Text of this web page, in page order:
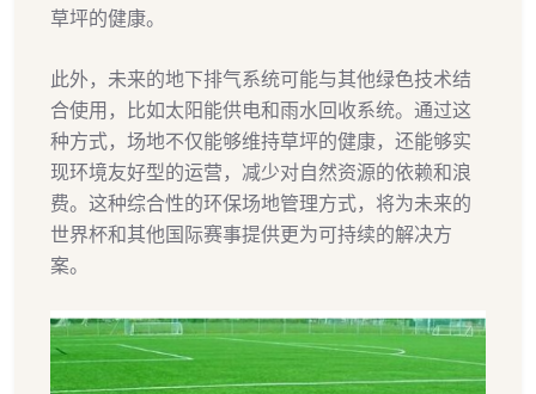
草坪的健康。
此外，未来的地下排气系统可能与其他绿色技术结
合使用，比如太阳能供电和雨水回收系统。通过这
种方式，场地不仅能够维持草坪的健康，还能够实
现环境友好型的运营，减少对自然资源的依赖和浪
费。这种综合性的环保场地管理方式，将为未来的
世界杯和其他国际赛事提供更为可持续的解决方
案。